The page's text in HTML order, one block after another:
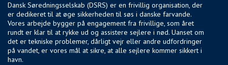
Dansk Søredningsselskab (DSRS) er en frivillig organisation, der
er dedikeret til at øge sikkerheden til søs i danske farvande.
Vores arbejde bygger på engagement fra frivillige, som året
rundt er klar til at rykke ud og assistere sejlere i nød. Uanset om
det er tekniske problemer, dårligt vejr eller andre udfordringer
på vandet, er vores mål at sikre, at alle sejlere kommer sikkert i
havn.